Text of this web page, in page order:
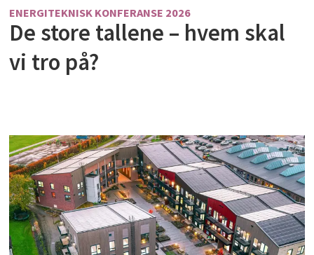
ENERGITEKNISK KONFERANSE 2026
De store tallene – hvem skal
vi tro på?